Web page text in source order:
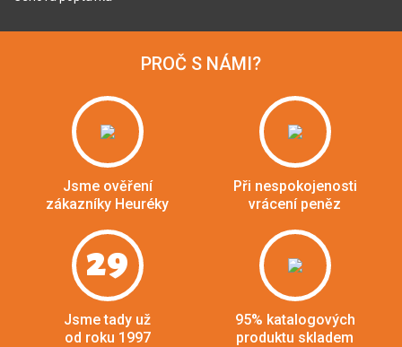
PROČ S NÁMI?
Jsme ověření
zákazníky Heuréky
Při nespokojenosti
vrácení peněz
29
Jsme tady už
od roku 1997
95% katalogových
produktu skladem